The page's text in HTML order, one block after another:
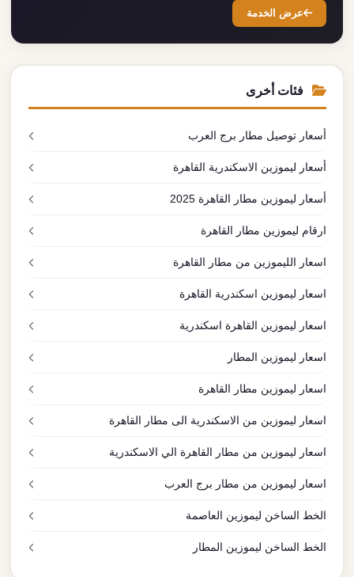
عرض الخدمة
فئات أخرى
أسعار توصيل مطار برج العرب
أسعار ليموزين الاسكندرية القاهرة
أسعار ليموزين مطار القاهرة 2025
ارقام ليموزين مطار القاهرة
اسعار الليموزين من مطار القاهرة
اسعار ليموزين اسكندرية القاهرة
اسعار ليموزين القاهرة اسكندرية
اسعار ليموزين المطار
اسعار ليموزين مطار القاهرة
اسعار ليموزين من الاسكندرية الى مطار القاهرة
اسعار ليموزين من مطار القاهرة الي الاسكندرية
اسعار ليموزين من مطار برج العرب
الخط الساخن ليموزين العاصمة
الخط الساخن ليموزين المطار